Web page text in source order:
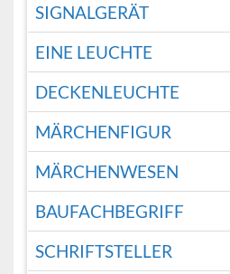
SIGNALGERÄT
EINE LEUCHTE
DECKENLEUCHTE
MÄRCHENFIGUR
MÄRCHENWESEN
BAUFACHBEGRIFF
SCHRIFTSTELLER